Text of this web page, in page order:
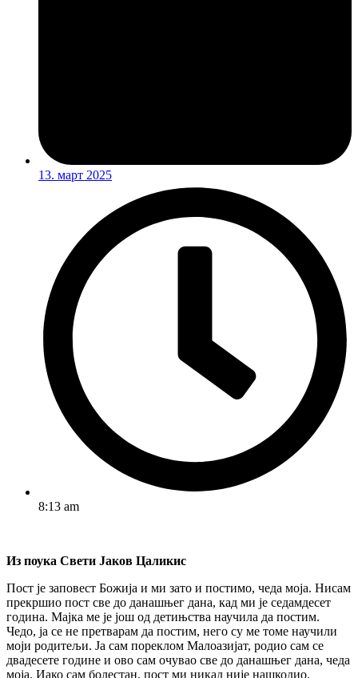
13. март 2025
8:13 am
Из поука Свети Јаков Цаликис
Пост је заповест Божија и ми зато и постимо, чеда моја. Нисам
прекршио пост све до данашњег дана, кад ми је седамдесет
година. Мајка ме је још од детињства научила да постим.
Чедо, ја се не претварам да постим, него су ме томе научили
моји родитељи. Ја сам пореклом Малоазијат, родио сам се
двадесете године и ово сам очувао све до данашњег дана, чеда
моја. Иако сам болестан, пост ми никад није нашкодио.